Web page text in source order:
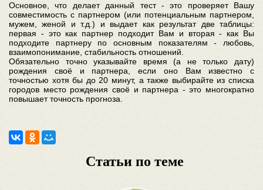
Основное, что делает данный тест - это проверяет Вашу
совместимость с партнером (или потенциальным партнером,
мужем, женой и т.д.) и выдает как результат две таблицы:
первая - это как партнер подходит Вам и вторая - как Вы
подходите партнеру по основным показателям - любовь,
взаимопонимание, стабильность отношений.
Обязательно точно указывайте время (а не только дату)
рождения своё и партнера, если оно Вам известно с
точностью хотя бы до 20 минут, а также выбирайте из списка
городов место рождения своё и партнера - это многократно
повышает точность прогноза.
Статьи по теме